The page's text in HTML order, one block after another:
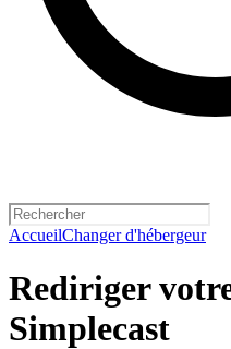
AccueilChanger d'hébergeur
Rediriger
Simplecast